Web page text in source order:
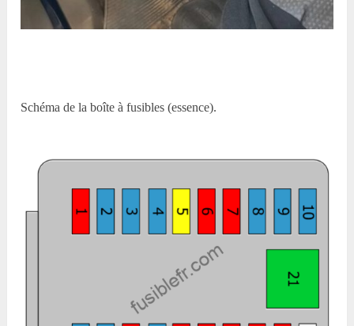
Schéma de la boîte à fusibles (essence).